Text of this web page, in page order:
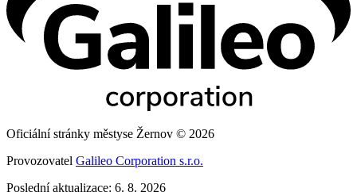
Oficiální stránky městyse Žernov © 2026
Provozovatel Galileo Corporation s.r.o.
Poslední aktualizace: 6. 8. 2026